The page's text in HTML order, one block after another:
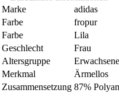
Marke
adidas
Farbe
fropur
Farbe
Lila
Geschlecht
Frau
Altersgruppe
Erwachsene
Merkmal
Ärmellos
Zusammensetzung 87%